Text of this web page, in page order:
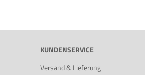
KUNDENSERVICE
Versand & Lieferung